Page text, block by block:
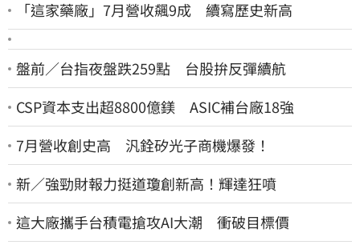
「這家藥廠」7月營收飆9成 續寫歷史新高
盤前／台指夜盤跌259點 台股拚反彈續航
CSP資本支出超8800億鎂 ASIC補台廠18強
7月營收創史高 汎銓矽光子商機爆發！
新／強勁財報力挺道瓊創新高！輝達狂噴
這大廠攜手台積電搶攻AI大潮 衝破目標價